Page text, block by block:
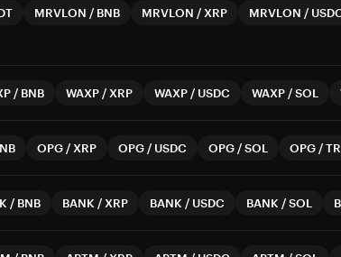
MRVLON / BNB MRVLON / XRP MRVLON /
/ BNB WAXP / XRP WAXP / USDC WAXP /SOL
OPG / XRP OPG / USDC OPG /SOL OPG /
/ BNB BANK / XRP BANK / USDC BANK /SOL